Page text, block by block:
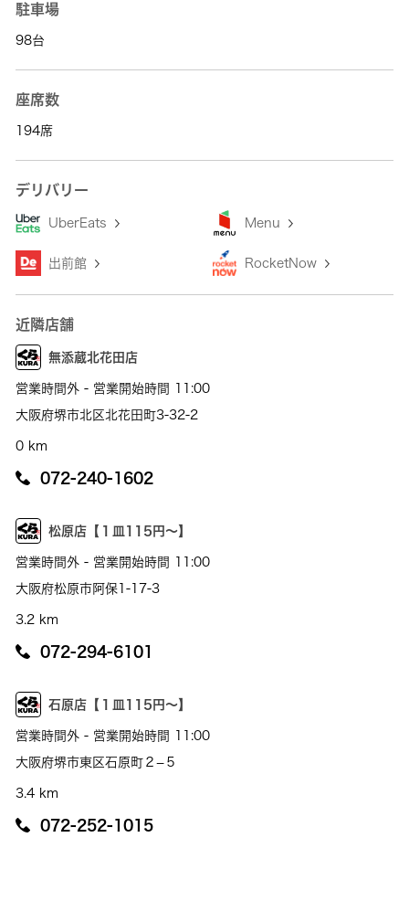
駐車場
98台
座席数
194席
デリバリー
UberEats Menu
出前館 RocketNow
近隣店舗
無添蔵北花田店
営業時間外 - 営業開始時間 11:00
大阪府堺市北区北花田町3-32-2
0 km
072-240-1602
松原店【１皿115円～】
営業時間外 - 営業開始時間 11:00
大阪府松原市阿保1-17-3
3.2 km
072-294-6101
石原店【１皿115円～】
営業時間外 - 営業開始時間 11:00
大阪府堺市東区石原町２−５
3.4 km
072-252-1015